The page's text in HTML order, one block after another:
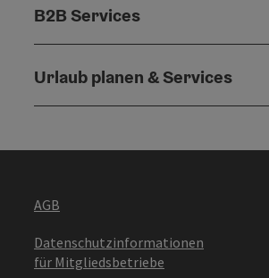
B2B Services
Urlaub planen & Services
AGB
Datenschutzinformationen
für Mitgliedsbetriebe